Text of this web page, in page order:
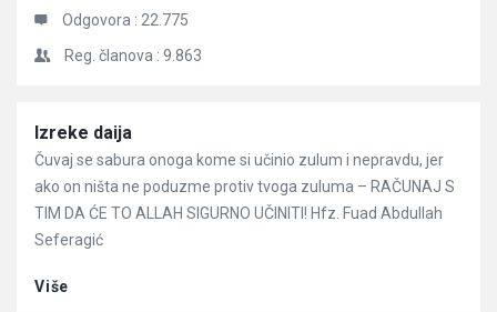
Odgovora : 22.775
Reg. članova : 9.863
Članci
Izreke daija
Čuvaj se sabura onoga kome si učinio zulum i nepravdu, jer
ako on ništa ne poduzme protiv tvoga zuluma – RAČUNAJ S
TIM DA ĆE TO ALLAH SIGURNO UČINITI! Hfz. Fuad Abdullah
Seferagić
Više